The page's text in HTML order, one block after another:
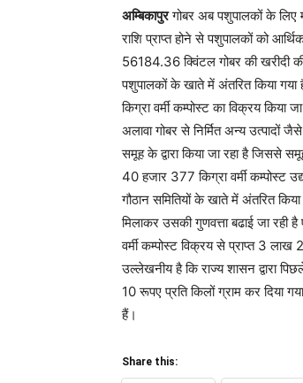
अम्बिकापुरगोबर अब पशुपालकों के लिए
राशि प्राप्त होने से पशुपालकों को
56184.36 क्विंटल गोबर की खरीदी
पशुपालकों के खाते में अंतरित किया
किग्रा वर्मी कम्पोस्ट का विक्रय
अलावा गोबर से निर्मित अन्य उत्पादों
समूह के द्वारा किया जा रहा है
40 हजार 377 किग्रा वर्मी कम्पोस्ट
गौठान समितियों के खाते में अंतरित
मिलाकर उसकी गुणवत्ता बढाई जा रही
वर्मी कम्पोस्ट विक्रय से प्राप्त 3
उल्लेखनीय है कि राज्य शासन द्वारा
10 रूपए प्रति किलों ग्राम कर दिया
हैं।
Share this: